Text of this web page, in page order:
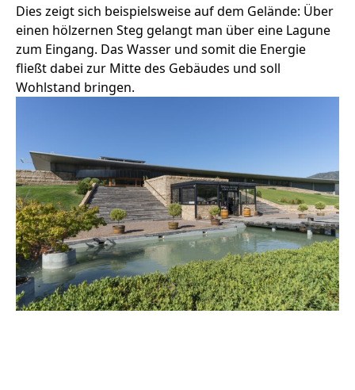
Dies zeigt sich beispielsweise auf dem Gelände: Über
einen hölzernen Steg gelangt man über eine Lagune
zum Eingang. Das Wasser und somit die Energie
fließt dabei zur Mitte des Gebäudes und soll
Wohlstand bringen.